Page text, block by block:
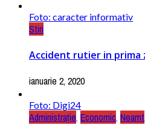
Foto: caracter informativ
Stiri
Accident rutier in prima
ianuarie 2, 2020
Foto: Digi24
Administrație, Economic, Neamt,